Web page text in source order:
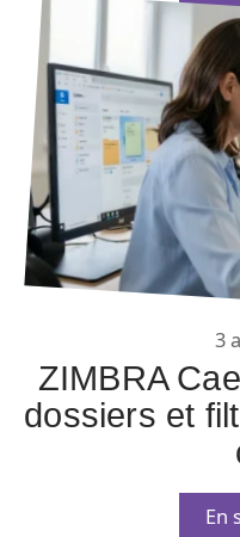
3
ZIMBRA
dossiers et
En